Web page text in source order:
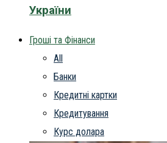
України
Гроші та Фінанси
All
Банки
Кредитні картки
Кредитування
Курс долара